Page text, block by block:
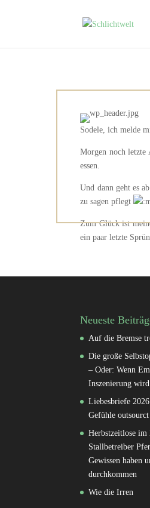
Sodele, ich melde
Morgen noch letzte
essen.
Und dann geht es
zu sagen pflegt
Zum Glück ist
ein paar letzte
Neueste
Auf die Bremse
Die große
– Oder: Wenn
Inszenierung wird
Liebesbriefe
Gefühle outsourct
Herbstzeitlose im
Stallbetreiber
Gewissen haben
durchkommen
Wie die Irren